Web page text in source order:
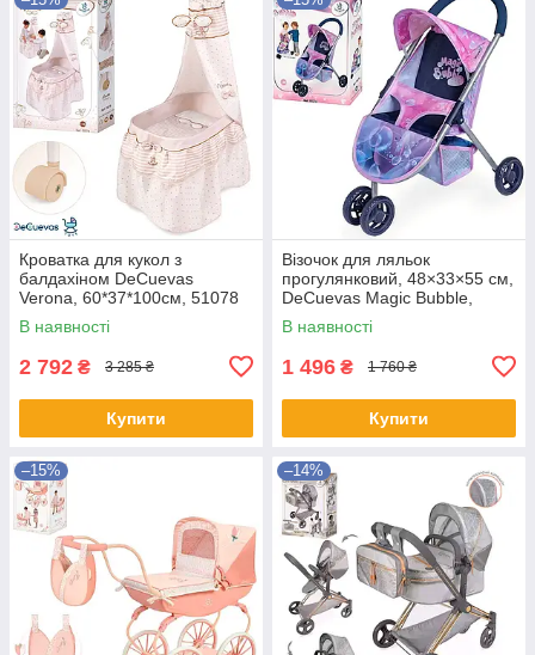
Кроватка для кукол з
балдахіном DeCuevas
Verona, 60*37*100см, 51078
В наявності
2 792 ₴ 3 285 ₴
Купити
Візочок для ляльок
прогулянковий, 48×33×55 см,
DeCuevas Magic Bubble,
90276
В наявності
1 496 ₴ 1 760 ₴
Купити
–15% –14%